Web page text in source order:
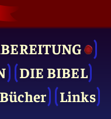
DIE BIBEL
Bücher Links